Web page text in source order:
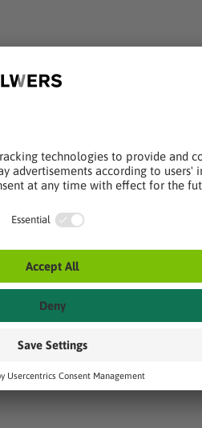
iloiset kukkakuviot.
Finnmap
peruskorjauksessa.
ja tilaajan
Laadukkaasti
rakennuttamisesta ja